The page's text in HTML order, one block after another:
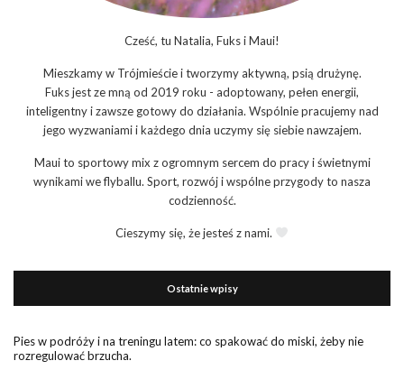
Cześć, tu Natalia, Fuks i Maui!
Mieszkamy w Trójmieście i tworzymy aktywną, psią drużynę.
Fuks jest ze mną od 2019 roku - adoptowany, pełen energii,
inteligentny i zawsze gotowy do działania. Wspólnie pracujemy nad
jego wyzwaniami i każdego dnia uczymy się siebie nawzajem.
Maui to sportowy mix z ogromnym sercem do pracy i świetnymi
wynikami we flyballu. Sport, rozwój i wspólne przygody to nasza
codzienność.
Cieszymy się, że jesteś z nami.
Ostatnie wpisy
Pies w podróży i na treningu latem: co spakować do miski, żeby nie
rozregulować brzucha.